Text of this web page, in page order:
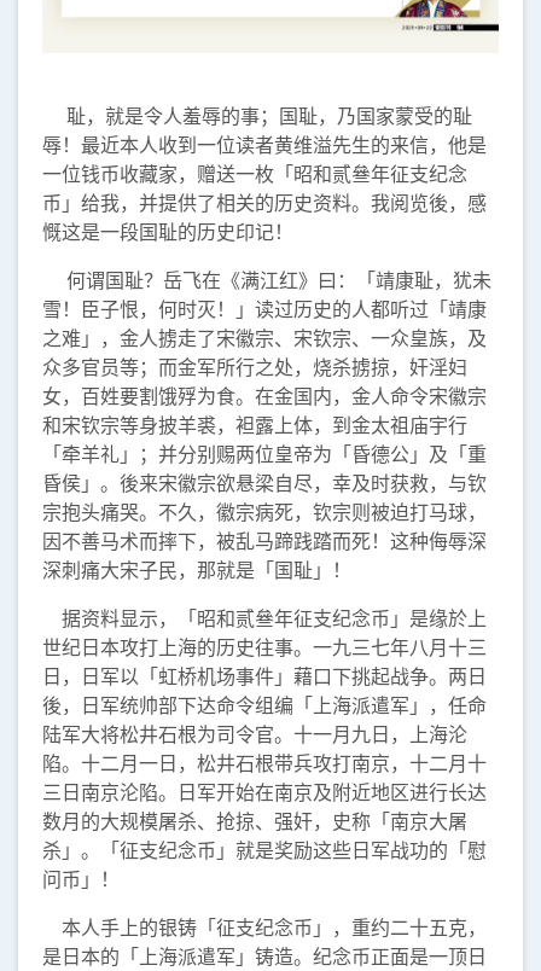
耻，就是令人羞辱的事；国耻，乃国家蒙受的耻
辱！最近本人收到一位读者黄维溢先生的来信，他是
一位钱币收藏家，赠送一枚「昭和贰叄年征支纪念
币」给我，并提供了相关的历史资料。我阅览後，感
慨这是一段国耻的历史印记！
何谓国耻？岳飞在《满江红》曰：「靖康耻，犹未
雪！臣子恨，何时灭！」读过历史的人都听过「靖康
之难」，金人掳走了宋徽宗、宋钦宗、一众皇族，及
众多官员等；而金军所行之处，烧杀掳掠，奸淫妇
女，百姓要割饿殍为食。在金国内，金人命令宋徽宗
和宋钦宗等身披羊裘，袒露上体，到金太祖庙宇行
「牵羊礼」；并分别赐两位皇帝为「昏德公」及「重
昏侯」。後来宋徽宗欲悬梁自尽，幸及时获救，与钦
宗抱头痛哭。不久，徽宗病死，钦宗则被迫打马球，
因不善马术而摔下，被乱马蹄践踏而死！这种侮辱深
深刺痛大宋子民，那就是「国耻」！
据资料显示，「昭和贰叄年征支纪念币」是缘於上
世纪日本攻打上海的历史往事。一九三七年八月十三
日，日军以「虹桥机场事件」藉口下挑起战争。两日
後，日军统帅部下达命令组编「上海派遣军」，任命
陆军大将松井石根为司令官。十一月九日，上海沦
陷。十二月一日，松井石根带兵攻打南京，十二月十
三日南京沦陷。日军开始在南京及附近地区进行长达
数月的大规模屠杀、抢掠、强奸，史称「南京大屠
杀」。「征支纪念币」就是奖励这些日军战功的「慰
问币」！
本人手上的银铸「征支纪念币」，重约二十五克，
是日本的「上海派遣军」铸造。纪念币正面是一顶日